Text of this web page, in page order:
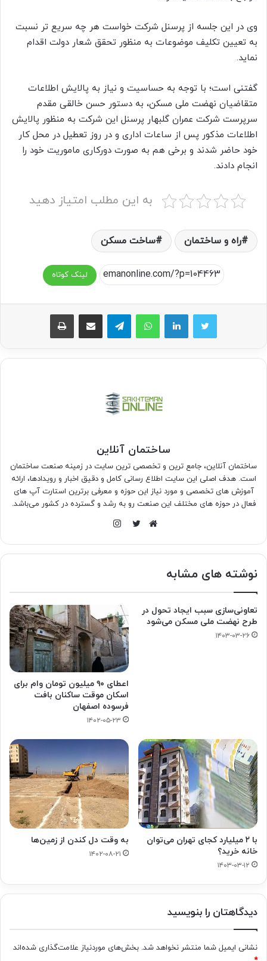
وی در این جلسه از پرسنل شرکت خواست هر چه سریع تر نسبت
به تعیین تکلیف موضوعات به منظور تحقق شعار دولت اقدام
نماید.
گفتنی است؛ با توجه به حساسیت و نیاز به پالایش اطلاعات
متقاضیان نهضت ملی مسکن، به دستور حسن خالقی مقدم
سرپرست شرکت عمران گلبهار پرسنل این شرکت به منظور پالایش
اطلاعات مذکور پس از ساعات اداری و در روز تعطیل در محل کار
خود حاضر شدند و برخی هم به صورت دورکاری ماموریت خود را
انجام دادند.
به این مطلب امتیاز دهید
راه و ساختمان ساخت مسکن
لینک کوتاه
واتس آپ تلگرام اشتراک گذاری از طریق ایمیل چاپ
ساختمان آنلاین
ساختمان آنلاین، جامع ترین و تخصصی ترین سایت در زمینه صنعت ساختمان
است. هدف اصلی این سایت اطلاع رسانی کامل و دقیق اخبار و رویدادها، ارائه
آموزش های تخصصی و مورد نیاز این حوزه و معرفی برترین استارت آپ های
فعال در حوزه های مختلف این صنعت رو به رشد و گسترده در کشور می‌باشد.
نوشته های مشابه
تعاونی‌سازی سبب ایجاد تحول در
طرح نهضت ملی مسکن می‌شود
۱۴۰۳-۰۳-۲۶
اعطای ۹۰ میلیون تومان وام برای
اسکان موقت ساکنان بافت
فرسوده اصفهان
۱۴۰۲-۰۵-۲۳
با ۲ میلیارد کجای تهران می‌توان
خانه خرید؟
۱۴۰۳-۰۳-۱۲
به وقت دل کندن از زمین‌ها
۱۴۰۲-۰۸-۲۱
دیدگاهتان را بنویسید
نشانی ایمیل شما منتشر نخواهد شد. بخش‌های موردنیاز علامت‌گذاری شده‌اند